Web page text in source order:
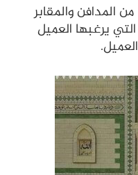
المدافن والمقابر
يرغبها العميل